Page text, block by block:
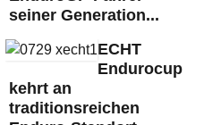
seiner Generation...
ECHT
Endurocup
kehrt an
traditionsreichen